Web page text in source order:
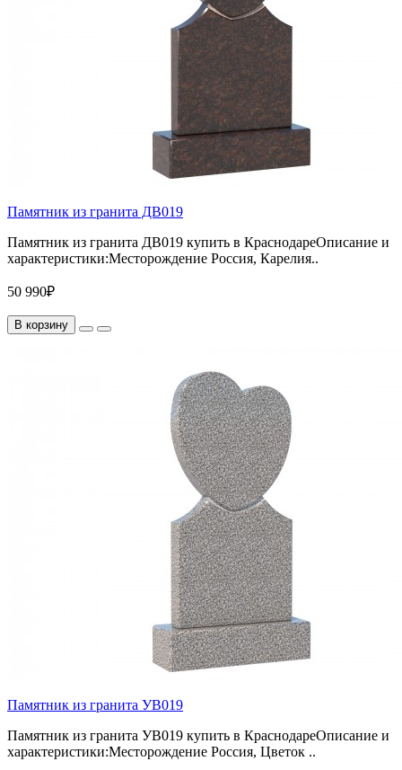
Памятник из гранита ДВ019
Памятник из гранита ДВ019 купить в КраснодареОписание и
характеристики:Месторождение Россия, Карелия..
50 990₽
В корзину
Памятник из гранита УВ019
Памятник из гранита УВ019 купить в КраснодареОписание и
характеристики:Месторождение Россия, Цветок ..